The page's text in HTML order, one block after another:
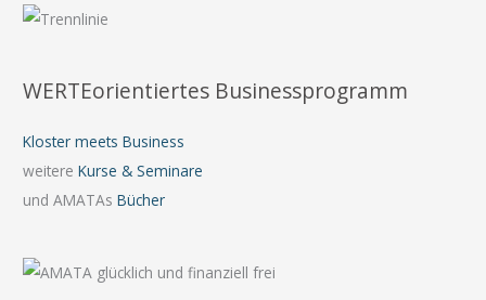
WERTEorientiertes Businessprogramm
Kloster meets Business
weitereKurse & Seminare
und AMATAsBücher